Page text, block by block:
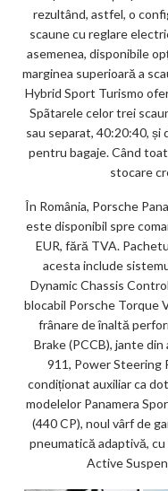
rezultând, astfel, o
scaune cu reglare
asemenea, disponibile
marginea superioară a
Hybrid Sport Turismo
Spãtarele celor trei
sau separat, 40:20:40,
pentru bagaje. Când
stocare
În România, Porsche
este disponibil spre
EUR, fără TVA.
acesta include
Dynamic Chassis
blocabil Porsche Torque
frânare de înaltă
Brake (PCCB), jante
911, Power Steering
condiționat auxiliar ca
modelelor Panamera
(440 CP), noul vârf de
pneumatică adaptivă,
Active